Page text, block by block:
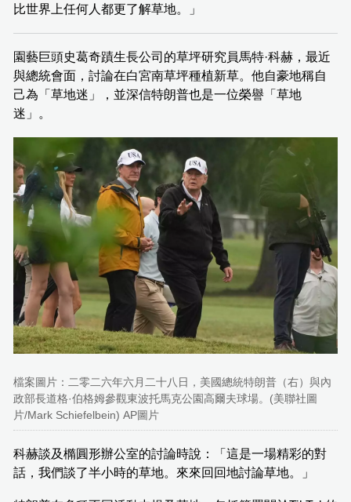
比世界上任何人都更了解草地。」
園藝巨頭史葛奇蹟生長公司的草坪研究員馬特·科赫，最近
與總統會面，討論在白宮南草坪種植新草。他自豪地稱自
己為「草地迷」，並深信特朗普也是一位榮譽「草地
迷」。
檔案圖片：二零二六年六月二十八日，美國總統特朗普（右）與內
政部長道格·伯格姆參觀東波托馬克公園高爾夫球場。(美聯社圖
片/Mark Schiefelbein) AP圖片
科赫談及橢圓形辦公室的討論時說：「這是一場精彩的對
話，我們談了半小時的草地。來來回回地討論草地。」